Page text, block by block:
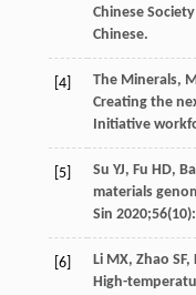
Chinese
Chinese.
[4]
The Minerals,
Creating the
Initiative
[5]
Su YJ, Fu HD,
materials
Sin
[6]
Li MX, Zhao SF,
High-